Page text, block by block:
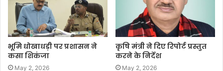
भूमि धोखाधड़ी पर प्रशासन ने
कसा शिकंजा
May 2, 2026
कृषि मंत्री ने दिए रिपोर्ट प्रस्तुत
करने के निर्देश
May 2, 2026